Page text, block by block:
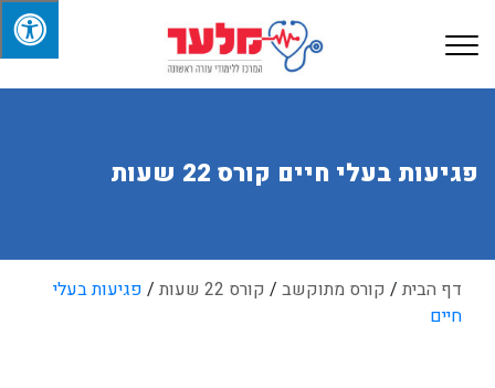
פגיעות בעלי חיים קורס 22 שעות
דף הבית / קורס מתוקשב / קורס 22 שעות / פגיעות בעלי
חיים